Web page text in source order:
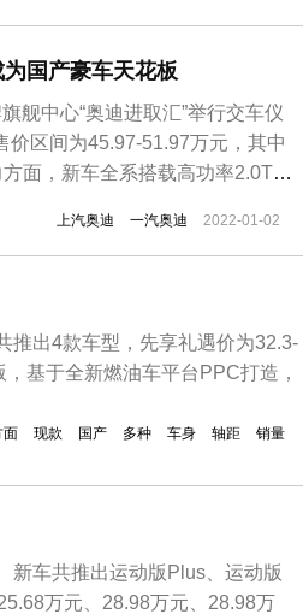
国产豪车天花板
舰中心“奥迪进取汇”举行交车仪
区间为45.97-51.97万元，其中
面，新车全系搭载高功率2.0T涡
不同，新车前进气格栅依旧采用...
上汽奥迪 一汽奥迪 2022-01-02
推出4款车型，先享礼遇价为32.3-
基于全新燃油车平台PPC打造，
面 现款 国产 多种 车身 轴距
销量
新车共推出运动版Plus、运动版
万元、28.98万元、28.98万